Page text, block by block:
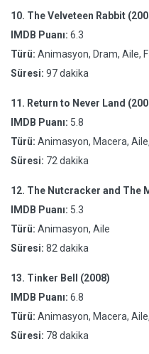
10. The Velveteen Rabbit
IMDB Puanı: 6.3
Türü: Animasyon, Dram, Aile,
Süresi: 97 dakika
11. Return to Never Land
IMDB Puanı: 5.8
Türü: Animasyon, Macera,
Süresi: 72 dakika
12. The Nutcracker and The
IMDB Puanı: 5.3
Türü: Animasyon, Aile
Süresi: 82 dakika
13. Tinker Bell (2008)
IMDB Puanı: 6.8
Türü: Animasyon, Macera,
Süresi: 78 dakika